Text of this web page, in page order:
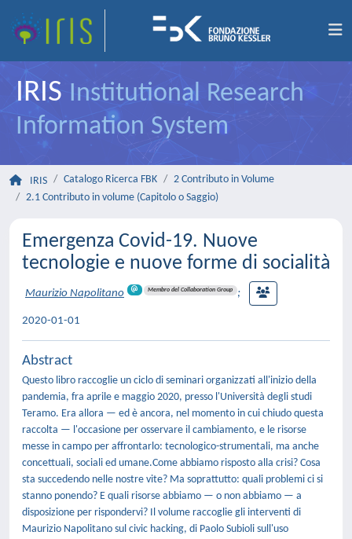
IRIS Institutional Research
Information System
IRIS Catalogo Ricerca FBK
2 Contributo in Volume
2.1 Contributo in volume (Capitolo o Saggio)
Emergenza Covid-19. Nuove
tecnologie e nuove forme di socialità
Maurizio Napolitano Membro del Collaboration Group ;
2020-01-01
Abstract
Questo libro raccoglie un ciclo di seminari organizzati all'inizio della
pandemia, fra aprile e maggio 2020, presso l'Università degli studi
Teramo. Era allora — ed è ancora, nel momento in cui chiudo questa
raccolta — l'occasione per osservare il cambiamento, e le risorse
messe in campo per affrontarlo: tecnologico-strumentali, ma anche
concettuali, sociali ed umane.Come abbiamo risposto alla crisi? Cosa
sta succedendo nelle nostre vite? Ma soprattutto: quali problemi ci si
stanno ponendo? E quali risorse abbiamo — o non abbiamo — a
disposizione per rispondervi? Il volume raccoglie gli interventi di
Maurizio Napolitano sul civic hacking, di Paolo Subioli sull'uso